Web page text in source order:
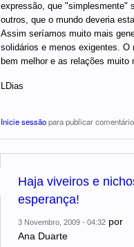
expressão, que "simplesmente"
outros, que o mundo deveria
Assim seríamos muito mais
solidários e menos exigentes. O
bem melhor e as relações muito
LDias
Inicie sessãopara publicar
Haja viveiros e
esperança!
3 Novembro, 2009 - 04:32 por
Ana Duarte